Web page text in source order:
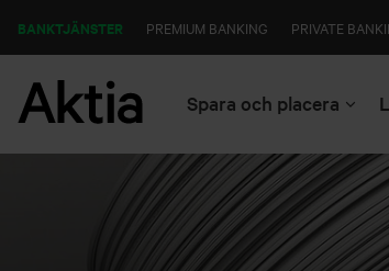
BANKTJÄNSTER PREMIUM BANKING PRIVATE
Spara och placera